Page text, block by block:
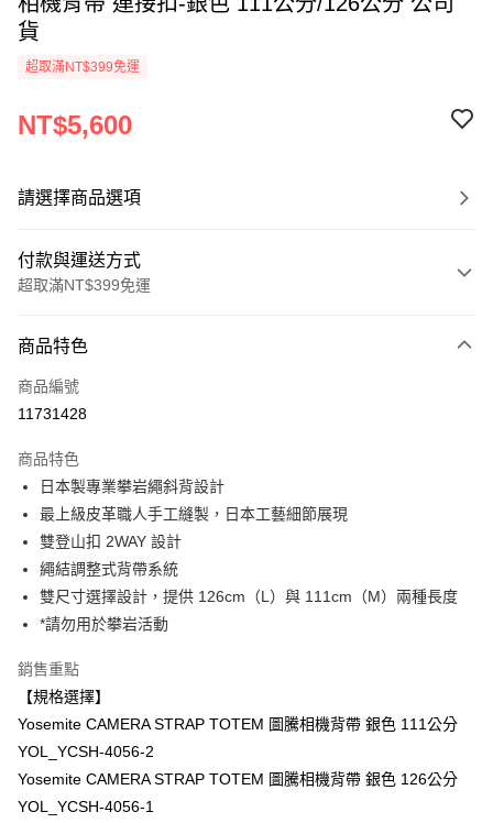
貨
超取滿NT$399免運
NT$5,600
請選擇商品選項
付款與運送方式
超取滿NT$399免運
信用卡一次付款
信用卡分期付款
合作金庫商業銀行
華南商業銀行
上海商業儲蓄銀行
台北富邦商業銀行
國泰世華商業銀行
臺灣中小企業銀行
匯豐（台灣）商業銀行
華泰商業銀行
聯邦商業銀行
遠東國際商業銀行
元大商業銀行
台新國際商業銀行
台灣樂天信用卡公司
6 期 0 利率 每期
華南商業銀行
彰化商業銀行
上海商業儲蓄銀行
國泰世華商業銀行
臺灣中小企業銀行
台中商業銀行
匯豐（台灣）商業銀行
元大商業銀行
玉山商業銀行
台灣樂天信用卡公司
12 期 0 利率 每期NT$466
合作金庫商業銀行
上海商業儲蓄銀行
國泰世華商業銀行
兆豐國際商業銀行
臺灣中小企業銀行
聯邦商業銀行
元大商業銀行
玉山商業銀行
星展（台灣）商業銀行
台灣樂天信用卡公司
超商取貨付款
LINE Pay
Apple Pay
街口支付
悠遊付
Google Pay
全支付
商品特色
商品編號
11731428
商品特色
日本製專業攀岩繩斜背設計
最上級皮革職人手工縫製，日本工藝細節展現
雙登山扣 2WAY 設計
繩結調整式背帶系統
雙尺寸選擇設計，提供 126cm（L）與 111cm（M）兩種長度
*請勿用於攀岩活動
銷售重點
【規格選擇】
Yosemite CAMERA STRAP TOTEM 圖騰相機背帶 銀色 111公分
YOL_YCSH-4056-2
Yosemite CAMERA STRAP TOTEM 圖騰相機背帶 銀色 126公分
YOL_YCSH-4056-1